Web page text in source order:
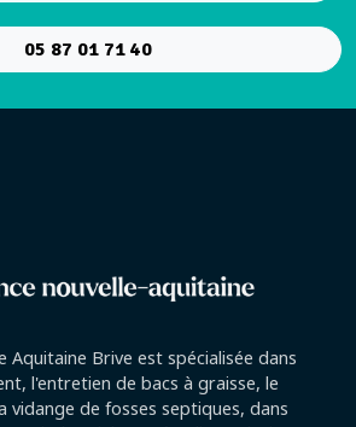
05 87 01 71 40
Aquitaine Brive est spécialisée dans
l'entretien de bacs à graisse, le
vidange de fosses septiques, dans